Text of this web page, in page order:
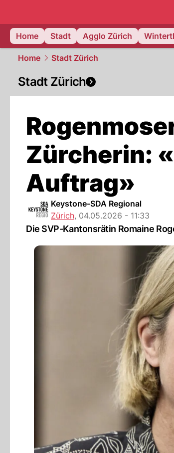
Home
Stadt Agglo Zürich
Home Stadt Zürich
Stadt Zürich
Zürcherin:
Auftrag»
Keystone-SDA Regional
Zürich, 04.05.2026 - 11:33
Die SVP-Kantonsrätin Romaine